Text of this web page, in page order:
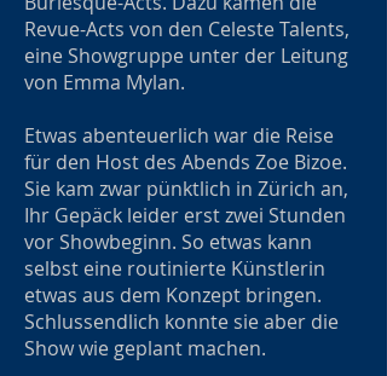
Revue-Acts von den Celeste Talents,
eine Showgruppe unter der Leitung
von Emma Mylan.
Etwas abenteuerlich war die Reise
für den Host des Abends Zoe Bizoe.
Sie kam zwar pünktlich in Zürich an,
Ihr Gepäck leider erst zwei Stunden
vor Showbeginn. So etwas kann
selbst eine routinierte Künstlerin
etwas aus dem Konzept bringen.
Schlussendlich konnte sie aber die
Show wie geplant machen.